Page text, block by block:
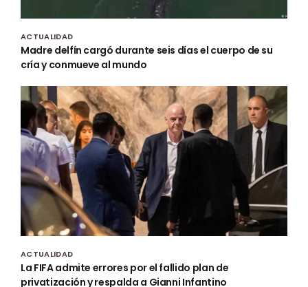
ACTUALIDAD
Madre delfín cargó durante seis días el cuerpo de su
cría y conmueve al mundo
ACTUALIDAD
La FIFA admite errores por el fallido plan de
privatización y respalda a Gianni Infantino